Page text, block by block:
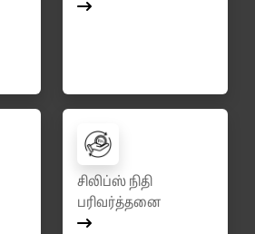
சிலிப்ஸ் நிதி
பரிவர்த்தனை